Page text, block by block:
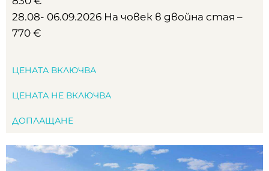
28.08- 06.09.2026 На човек в двойна стая –
770 €
ЦЕНАТА ВКЛЮЧВА
ЦЕНАТА НЕ ВКЛЮЧВА
ДОПЛАЩАНЕ